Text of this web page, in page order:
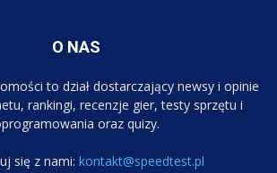
O NAS
to dział dostarczający newsy i opinie
rankingi, recenzje gier, testy sprzętu i
oraz quizy.
się z nami: kontakt@speedtest.pl